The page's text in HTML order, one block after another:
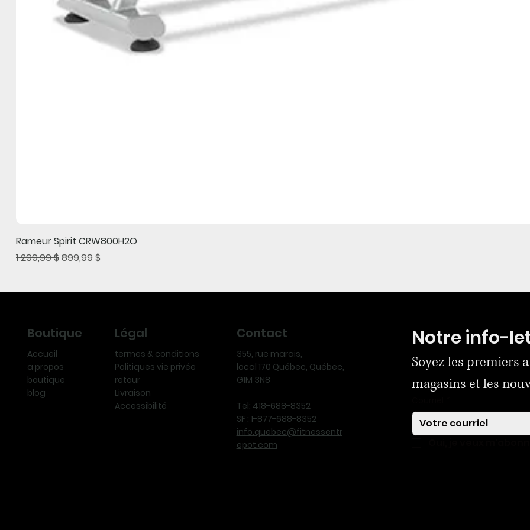
Rameur Spirit CRW800H2O
Prix original
1 299,99 $Prix promotionnel
899,99 $
Boutique
Accueil
a propos
boutique
blog
Légal
termes & conditions
Politiques vie privée
retour
Livraison
Accessibilité
Contact
355, rue marais,
local 170 Québec, Québec,
G1M 3N8
Tel: 418-688-8352
SF : 1-877-688-8352
info.quebec@fitnessentr
epot.com
Notre info-
Soyez les premiers
magasins et les